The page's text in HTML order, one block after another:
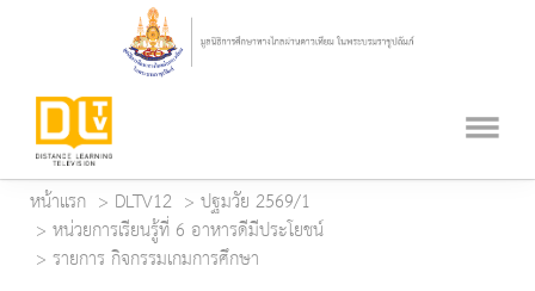
หน้าแรก DLTV12
ปฐมวัย 2569/1
หน่วยการเรียนรู้ที่ 6 อาหารดีมีประโยชน์
รายการ กิจกรรมเกมการศึกษา